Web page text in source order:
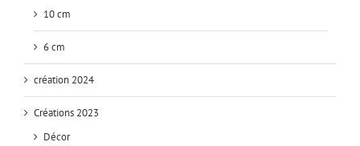
10 cm
6 cm
création 2024
Créations 2023
Décor